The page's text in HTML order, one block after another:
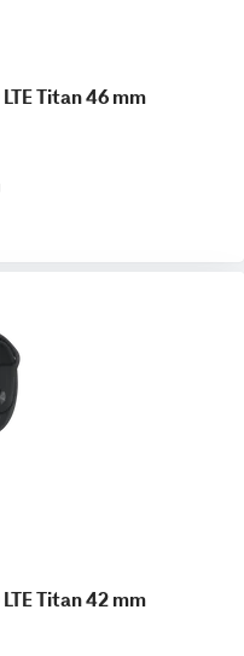
Titan 46 mm
Titan 42 mm